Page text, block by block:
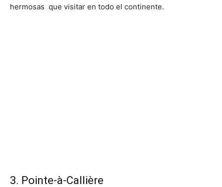
hermosas que visitar en todo el continente.
3. Pointe-à-Callière